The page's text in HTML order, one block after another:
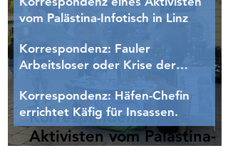
findet der v
Korrespondenz
Korrespondenz eines Aktivisten
vom Palästina-Infotisch in Linz